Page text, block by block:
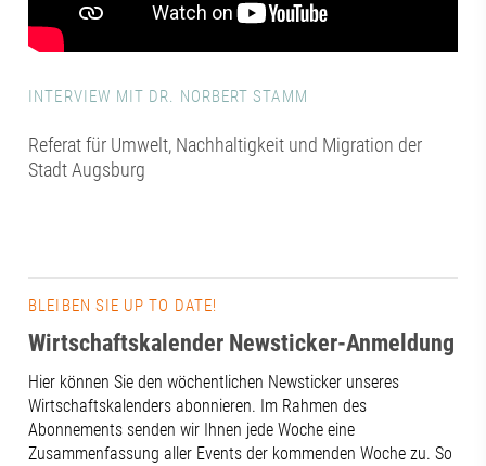
INTERVIEW MIT DR. NORBERT STAMM
Referat für Umwelt, Nachhaltigkeit und Migration der
Stadt Augsburg
BLEIBEN SIE UP TO DATE!
Wirtschaftskalender Newsticker-Anmeldung
Hier können Sie den wöchentlichen Newsticker unseres
Wirtschaftskalenders abonnieren. Im Rahmen des
Abonnements senden wir Ihnen jede Woche eine
Zusammenfassung aller Events der kommenden Woche zu. So